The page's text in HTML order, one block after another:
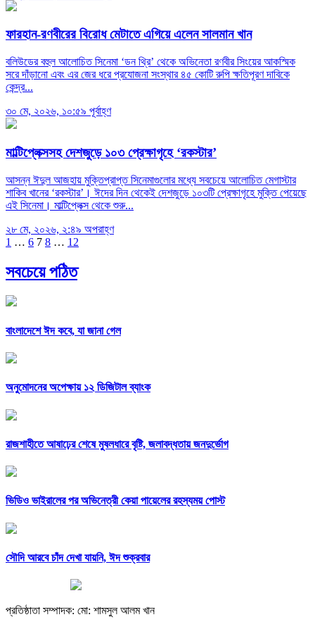
ফারহান-রণবীরের বিরোধ মেটাতে এগিয়ে এলেন সালমান খান
বলিউডের বহুল আলোচিত সিনেমা ‘ডন থ্রি’ থেকে অভিনেতা রণবীর সিংয়ের আকস্মিক
সরে দাঁড়ানো এবং এর জের ধরে প্রযোজনা সংস্থার ৪৫ কোটি রুপি ক্ষতিপূরণ দাবিকে
কেন্দ্র...
৩০ মে, ২০২৬, ১০:৫৯ পূর্বাহ্ণ
মাল্টিপ্লেক্সসহ দেশজুড়ে ১০৩ প্রেক্ষাগৃহে ‘রকস্টার’
আসন্ন ঈদুল আজহায় মুক্তিপ্রাপ্ত সিনেমাগুলোর মধ্যে সবচেয়ে আলোচিত মেগাস্টার
শাকিব খানের ‘রকস্টার’। ঈদের দিন থেকেই দেশজুড়ে ১০৩টি প্রেক্ষাগৃহে মুক্তি পেয়েছে
এই সিনেমা। মাল্টিপ্লেক্স থেকে শুরু...
২৮ মে, ২০২৬, ২:৪৯ অপরাহ্ণ
Posts
pagination
1 … 6 7 8 … 12
সবচেয়ে পঠিত
বাংলাদেশে ঈদ কবে, যা জানা গেল
অনুমোদনের অপেক্ষায় ১২ ডিজিটাল ব্যাংক
রাজশাহীতে আষাঢ়ের শেষে মুষলধারে বৃষ্টি, জলাবদ্ধতায় জনদুর্ভোগ
ভিডিও ভাইরালের পর অভিনেত্রী কেয়া পায়েলের রহস্যময় পোস্ট
সৌদি আরবে চাঁদ দেখা যায়নি, ঈদ শুক্রবার
প্রতিষ্ঠাতা সম্পাদক: মো: শামসুল আলম খান